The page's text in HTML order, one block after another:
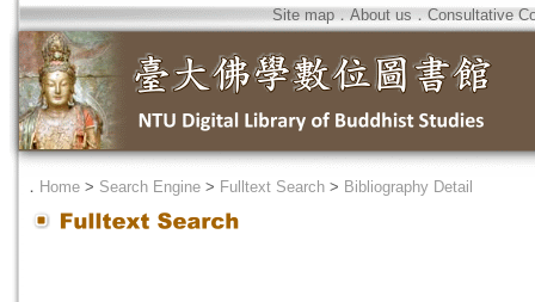
Site map．About us ． Consultative
． Home > Search Engine > Fulltext Search > Bibliography Detail